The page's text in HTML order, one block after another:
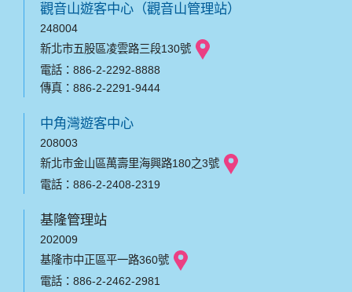
觀音山遊客中心（觀音山管理站）
248004
新北市五股區凌雲路三段130號
電話：886-2-2292-8888
傳真：886-2-2291-9444
中角灣遊客中心
208003
新北市金山區萬壽里海興路180之3號
電話：886-2-2408-2319
基隆管理站
202009
基隆市中正區平一路360號
電話：886-2-2462-2981